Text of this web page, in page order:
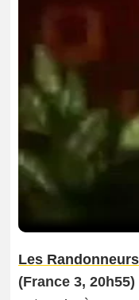
Les Randonneurs
(France 3, 20h55)